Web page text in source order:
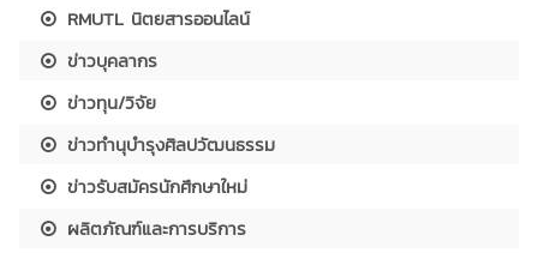
RMUTL นิตยสารออนไลน์
ข่าวบุคลากร
ข่าวทุน/วิจัย
ข่าวทำนุบำรุงศิลปวัฒนธรรม
ข่าวรับสมัครนักศึกษาใหม่
ผลิตภัณฑ์และการบริการ